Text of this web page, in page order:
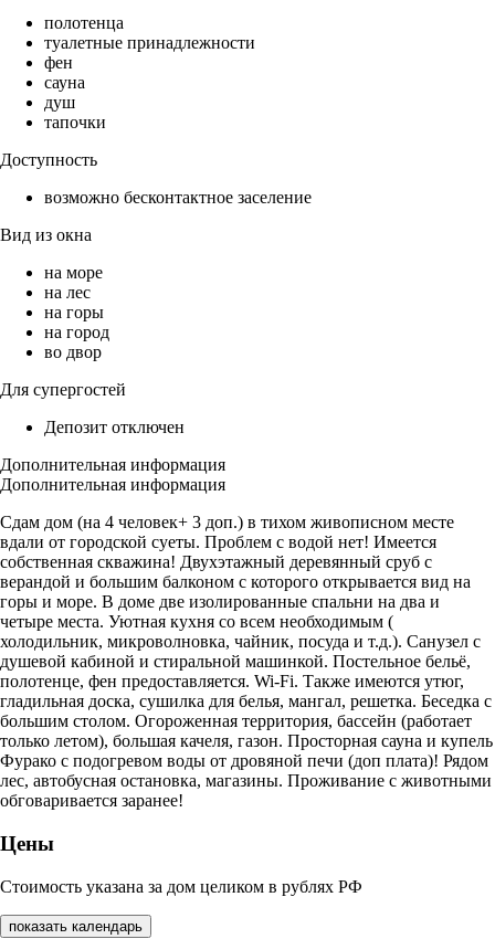
полотенца
туалетные принадлежности
фен
сауна
душ
тапочки
Доступность
возможно бесконтактное заселение
Вид из окна
на море
на лес
на горы
на город
во двор
Для супергостей
Депозит отключен
Дополнительная информация
Дополнительная информация
Сдам дом (на 4 человек+ 3 доп.) в тихом живописном месте
вдали от городской суеты. Проблем с водой нет! Имеется
собственная скважина! Двухэтажный деревянный сруб с
верандой и большим балконом с которого открывается вид на
горы и море. В доме две изолированные спальни на два и
четыре места. Уютная кухня со всем необходимым (
холодильник, микроволновка, чайник, посуда и т.д.). Санузел с
душевой кабиной и стиральной машинкой. Постельное бельё,
полотенце, фен предоставляется. Wi-Fi. Также имеются утюг,
гладильная доска, сушилка для белья, мангал, решетка. Беседка с
большим столом. Огороженная территория, бассейн (работает
только летом), большая качеля, газон. Просторная сауна и купель
Фурако с подогревом воды от дровяной печи (доп плата)! Рядом
лес, автобусная остановка, магазины. Проживание с животными
обговаривается заранее!
Цены
Стоимость указана за дом целиком в рублях РФ
показать календарь